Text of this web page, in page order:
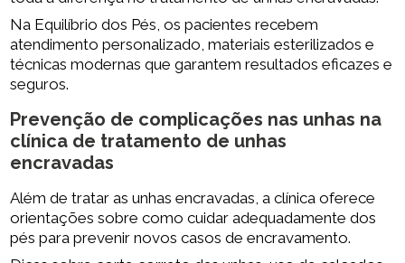
Na Equilíbrio dos Pés, os pacientes recebem
atendimento personalizado, materiais esterilizados e
técnicas modernas que garantem resultados eficazes e
seguros.
Prevenção de complicações nas unhas na
clínica de tratamento de unhas
encravadas
Além de tratar as unhas encravadas, a clínica oferece
orientações sobre como cuidar adequadamente dos
pés para prevenir novos casos de encravamento.